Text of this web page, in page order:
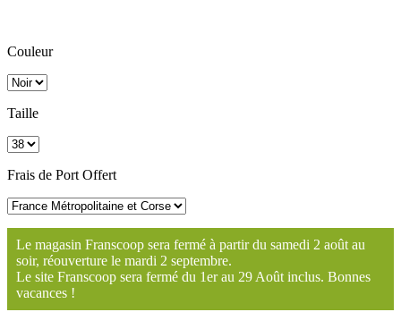
Couleur
Taille
Frais de Port Offert
Le magasin Franscoop sera fermé à partir du samedi 2 août au
soir, réouverture le mardi 2 septembre.
Le site Franscoop sera fermé du 1er au 29 Août inclus. Bonnes
vacances !